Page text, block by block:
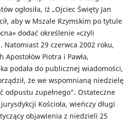
ogłosiła, iż „Ojciec Święty Jan
aby w Mszale Rzymskim po tytule
dodać określenie «czyli
Natomiast 29 czerwca 2002 roku,
Apostołów Piotra i Pawła,
podała do publicznej wiadomości,
że we wspomnianą niedzielę
odpustu zupełnego”. Ostateczne
Kościoła, wieńczy długi
objawienia z niedzieli 25